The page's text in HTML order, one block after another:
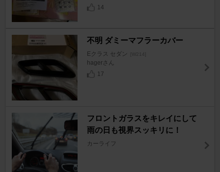
14
不明 ダミーマフラーカバー
Eクラス セダン [W214]
hagerさん
17
フロントガラスをキレイにして
雨の日も視界スッキリに！
カーライフ